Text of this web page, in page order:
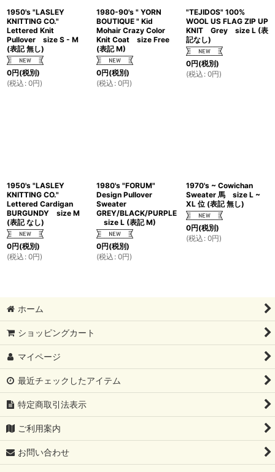
1950's "LASLEY
KNITTING CO."
Lettered Knit
Pullover size S - M
(表記 無し)
0円(税別)
(税込 : 0円)
1980-90's " YORN
BOUTIQUE " Kid
Mohair Crazy Color
Knit Coat size Free
(表記 M)
0円(税別)
(税込 : 0円)
"TEJIDOS" 100%
WOOL US FLAG ZIP UP
KNIT Grey size L (表
記なし)
0円(税別)
(税込 : 0円)
1950's "LASLEY
KNITTING CO."
Lettered Cardigan
BURGUNDY size M
(表記 なし)
0円(税別)
(税込 : 0円)
1980's "FORUM"
Design Pullover
Sweater
GREY/BLACK/PURPLE
size L (表記 M)
0円(税別)
(税込 : 0円)
1970's ~ Cowichan
Sweater 馬 size L ~
XL 位 (表記 無し)
0円(税別)
(税込 : 0円)
ホーム
ショッピングカート
マイページ
最近チェックしたアイテム
特定商取引法表示
ご利用案内
お問い合わせ